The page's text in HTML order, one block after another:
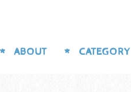
ABOUT CATEGORY